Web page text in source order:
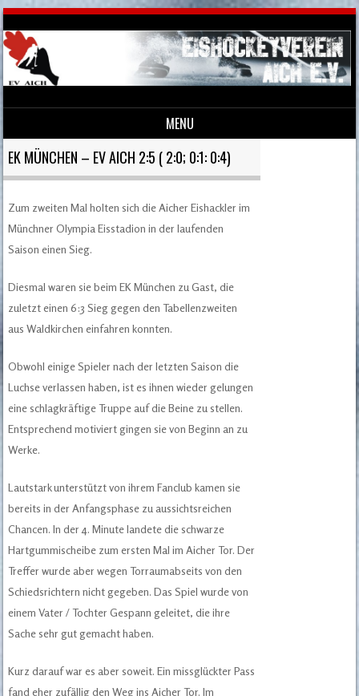
MENU
Skip to content
EK MÜNCHEN – EV AICH 2:5 ( 2:0; 0:1: 0:4)
Zum zweiten Mal holten sich die Aicher Eishackler im
Münchner Olympia Eisstadion in der laufenden
Saison einen Sieg.
Diesmal waren sie beim EK München zu Gast, die
zuletzt einen 6:3 Sieg gegen den Tabellenzweiten
aus Waldkirchen einfahren konnten.
Obwohl einige Spieler nach der letzten Saison die
Luchse verlassen haben, ist es ihnen wieder gelungen
eine schlagkräftige Truppe auf die Beine zu stellen.
Entsprechend motiviert gingen sie von Beginn an zu
Werke.
Lautstark unterstützt von ihrem Fanclub kamen sie
bereits in der Anfangsphase zu aussichtsreichen
Chancen. In der 4. Minute landete die schwarze
Hartgummischeibe zum ersten Mal im Aicher Tor. Der
Treffer wurde aber wegen Torraumabseits von den
Schiedsrichtern nicht gegeben. Das Spiel wurde von
einem Vater / Tochter Gespann geleitet, die ihre
Sache sehr gut gemacht haben.
Kurz darauf war es aber soweit. Ein missglückter Pass
fand eher zufällig den Weg ins Aicher Tor. Im